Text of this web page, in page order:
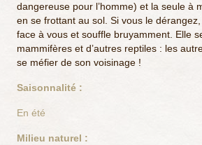
dangereuse pour l’homme) et la seule à
en se frottant au sol. Si vous le
face à vous et souffle bruyamment. Elle
mammifères et d’autres reptiles : les
se méfier de son voisinage !
Saisonnalité :
En été
Milieu naturel :